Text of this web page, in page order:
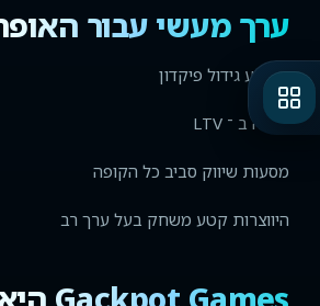
ערך מעשי עבור
ממוצע גידול פיקדון
עלייה ב ־ LTV
מסעות שיווק סביב כל הקופה
היווצרות קטע משחק בעל ערך רב